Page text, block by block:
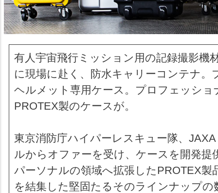
有人宇宙飛行ミッション用の記録撮影機
に現場に赴く、防水キャリーコンテナ
ヘルメット専用ケース。プロフェッシ
PROTEX製のケースが。
東京消防庁ハイパーレスキュー隊、
ルからオファーを受け、ケースを開発
パーソナルの領域へ拡張したPROTEX
を結集した堅固たるそのラインナップの